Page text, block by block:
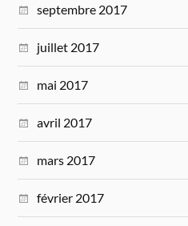
septembre 2017
juillet 2017
mai 2017
avril 2017
mars 2017
février 2017